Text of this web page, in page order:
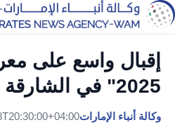
إقبال واسع على
2025" في الشارقة
وكالة أنباء الإمارات